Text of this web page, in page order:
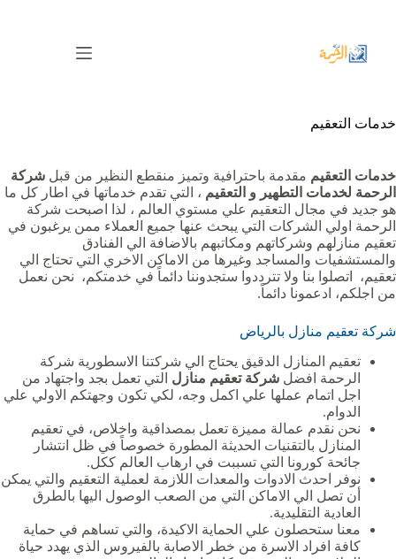
المحتوى
خدمات التعقيم
خدمات التعقيم مقدمة باحترافية وتميز منقطع النظير من قبل شركة
الرحمة لخدمات التطهير و التعقيم ، التي تقدم خدماتها في اطار كل ما
هو جديد في مجال التعقيم علي مستوي العالم ، لذا اصبحت شركة
الرحمة اولي الشركات التي يبحث عنها جميع العملاء ممن يرغبون في
تعقيم منازلهم وشركاتهم ومكاتبهم بالاضافة الي الفنادق
والمستشفيات والمساجد وغيرها من الاماكن الاخري التي تحتاج الي
تعقيم، اتصلوا بنا ولا تترددوا ستجدوننا دائماً في خدمتكم، نحن نعمل
من اجلكم، ادعمونا دائماً.
شركة تعقيم منازل بالرياض
تعقيم المنازل الدقيق يحتاج الي شركتنا الاسطورية شركة
الرحمة افضل شركة تعقيم منازل التي تعمل بجد واجتهاد من
اجل اتمام عملها علي اكمل وجه، لكي تكون وجهتكم الاولي علي
الدوام.
نحن نقدم عمالة مميزة تعمل بمصداقية واخلاص، في تعقيم
المنازل بالتقنيات الحديثة المطورة خصوصاً في ظل انتشار
جائحة كورونا التي تسببت في ارهاب العالم ككل.
نوفر احدث الادوات والمعدات اللازمة لعملية التعقيم والتي يمكن
أن تصل الي الاماكن التي من الصعب الوصول اليها بالطرق
العادية التقليدية.
معنا ستحصلون علي الحماية الاكيدة، والتي تساهم في حماية
كافة افراد الاسرة من خطر الاصابة بالفيروس الذي يهدد حياة